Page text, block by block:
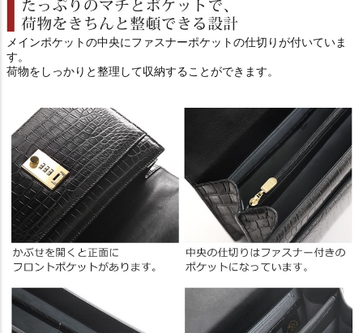
メインポケットの中央にファスナーポケットの仕切りが付いていま
す。
荷物をしっかりと整理して収納することができます。